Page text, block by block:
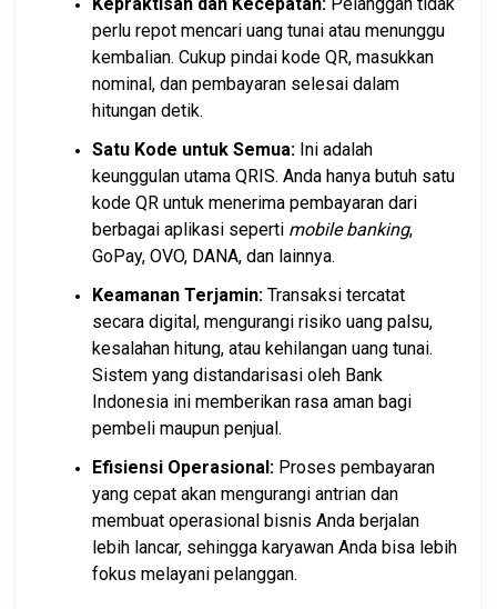
perlu repot mencari uang tunai atau menunggu
kembalian. Cukup pindai kode QR, masukkan
nominal, dan pembayaran selesai dalam
hitungan detik.
Satu Kode untuk Semua: Ini adalah
keunggulan utama QRIS. Anda hanya butuh satu
kode QR untuk menerima pembayaran dari
berbagai aplikasi seperti mobile banking,
GoPay, OVO, DANA, dan lainnya.
Keamanan Terjamin: Transaksi tercatat
secara digital, mengurangi risiko uang palsu,
kesalahan hitung, atau kehilangan uang tunai.
Sistem yang distandarisasi oleh Bank
Indonesia ini memberikan rasa aman bagi
pembeli maupun penjual.
Efisiensi Operasional: Proses pembayaran
yang cepat akan mengurangi antrian dan
membuat operasional bisnis Anda berjalan
lebih lancar, sehingga karyawan Anda bisa lebih
fokus melayani pelanggan.